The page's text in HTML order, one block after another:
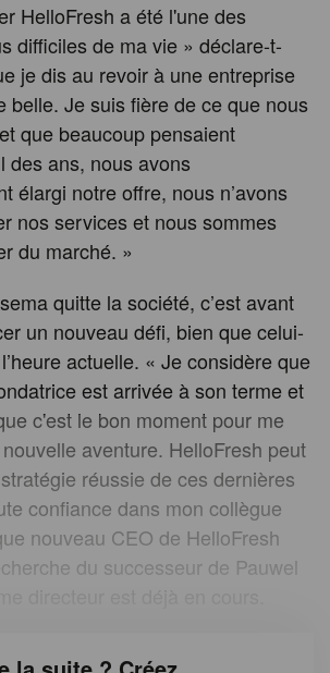
HelloFresh a été l'une des
difficiles de ma vie » déclare-t-
je dis au revoir à une entreprise
belle. Je suis fière de ce que nous
que beaucoup pensaient
des ans, nous avons
élargi notre offre, nous n’avons
nos services et nous sommes
du marché. »
quitte la société, c’est avant
un nouveau défi, bien que celui-
actuelle. « Je considère que
est arrivée à son terme et
c'est le bon moment pour me
aventure. HelloFresh peut
réussie de ces dernières
confiance dans mon collègue
nouveau CEO de HelloFresh
du successeur de Pauwel